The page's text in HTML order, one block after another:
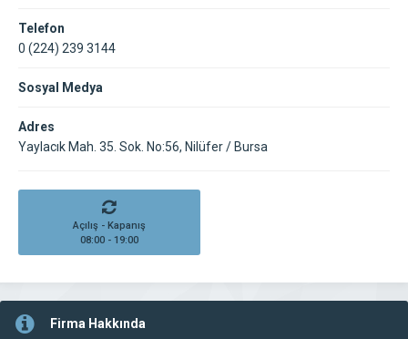
Telefon
0 (224) 239 3144
Sosyal Medya
Adres
Yaylacık Mah. 35. Sok. No:56, Nilüfer / Bursa
Açılış - Kapanış
08:00 - 19:00
Firma Hakkında